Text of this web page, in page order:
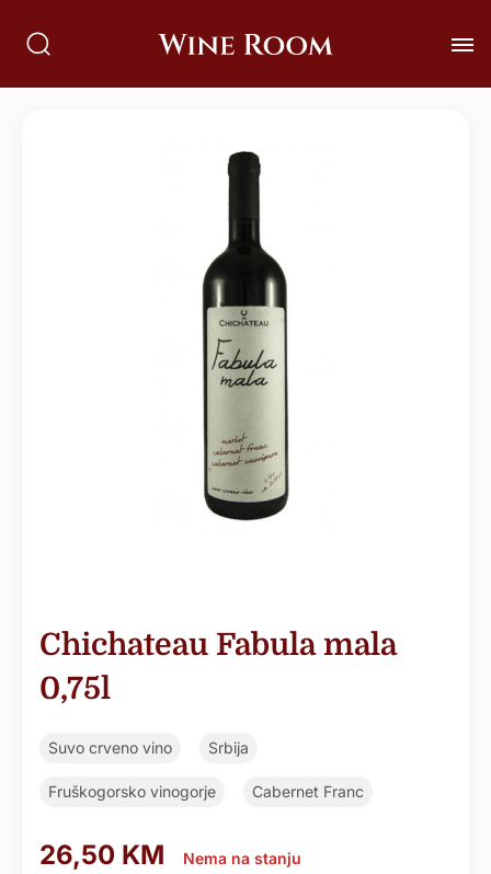
Chichateau Fabula mala
0,75l
Suvo crveno vino Srbija
Fruškogorsko vinogorje Cabernet Franc
26,50 KM Nema na stanju